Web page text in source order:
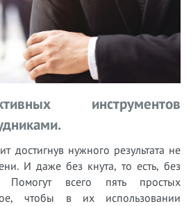
инструментов
достигнув нужного результата не
И даже без кнута, то есть, без
Помогут всего пять простых
чтобы в их использовании